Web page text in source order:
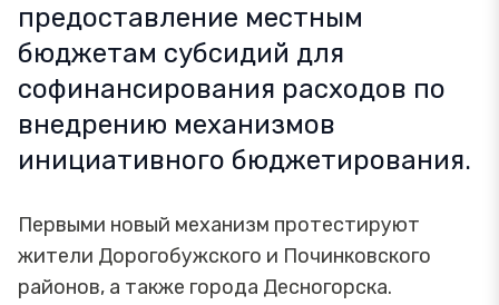
предоставление местным
бюджетам субсидий для
софинансирования расходов по
внедрению механизмов
инициативного бюджетирования.
Первыми новый механизм протестируют
жители Дорогобужского и Починковского
районов, а также города Десногорска.